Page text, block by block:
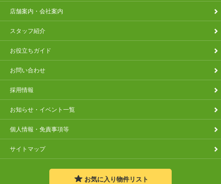
店舗案内・会社案内
スタッフ紹介
お役立ちガイド
お問い合わせ
採用情報
お知らせ・イベント一覧
個人情報・免責事項等
サイトマップ
お気に入り物件リスト